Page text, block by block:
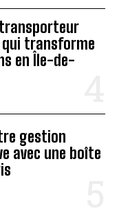
transporteur
transforme
en Île-de-
gestion
avec une boîte